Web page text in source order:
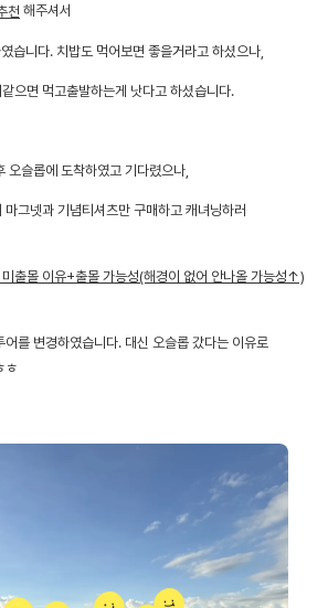
천 해주셔서
습니다. 치밥도 먹어보면 좋을거라고 하셨으나,
으면 먹고출발하는게 낫다고 하셨습니다.
슬롭에 도착하였고 기다렸으나,
그넷과 기념티셔츠만 구매하고 캐녀닝하러
출몰 이유+출몰 가능성(해경이 없어 안나올 가능성↑)
를 변경하였습니다. 대신 오슬롭 갔다는 이유로
ㅎ